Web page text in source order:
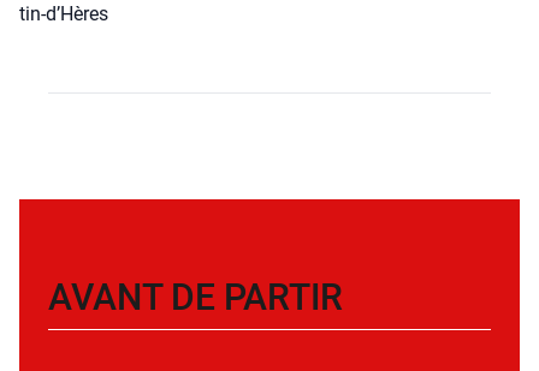
tin‑d’Hères
AVANT DE PARTIR